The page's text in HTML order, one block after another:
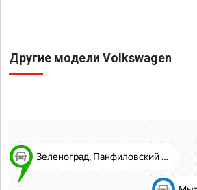
Другие модели Volkswagen